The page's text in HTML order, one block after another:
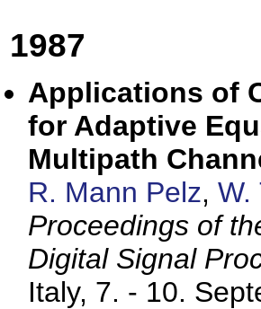
1987
Applications of
for Adaptive
Multipath
R. Mann Pelz, W.
Proceedings of
Digital Signal
Italy, 7. - 10.